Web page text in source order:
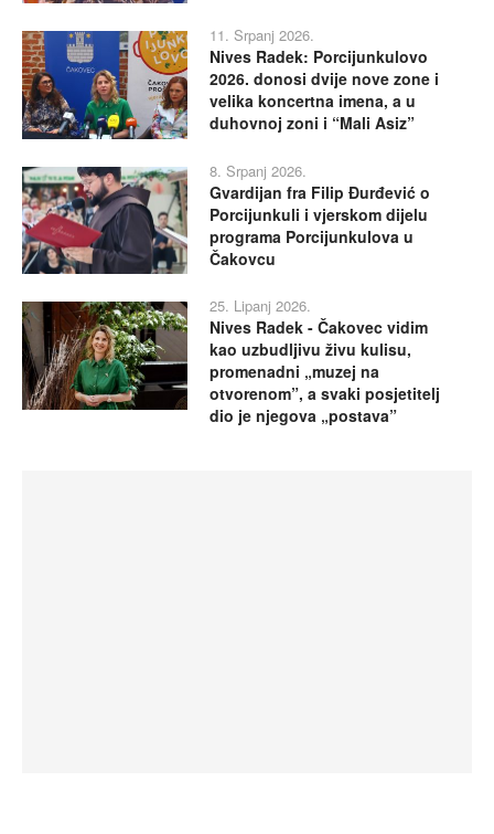
11. Srpanj 2026.
Nives Radek: Porcijunkulovo
2026. donosi dvije nove zone i
velika koncertna imena, a u
duhovnoj zoni i “Mali Asiz”
8. Srpanj 2026.
Gvardijan fra Filip Đurđević o
Porcijunkuli i vjerskom dijelu
programa Porcijunkulova u
Čakovcu
25. Lipanj 2026.
Nives Radek - Čakovec vidim
kao uzbudljivu živu kulisu,
promenadni „muzej na
otvorenom”, a svaki posjetitelj
dio je njegova „postava”